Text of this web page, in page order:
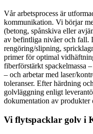
Vår arbetsprocess är
kommunikation. Vi börjar
(betong, spånskiva eller
av befintliga nivåer och fall.
rengöring/slipning,
primer för optimal
fiberförstärkt spackelmassa
– och arbetar med laser/
toleranser. Efter härdning
golvläggning enligt
dokumentation av produkter
Vi flytspacklar golv i